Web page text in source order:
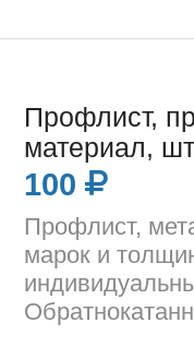
Профлист,
материал,
100
Профлист,
марок и